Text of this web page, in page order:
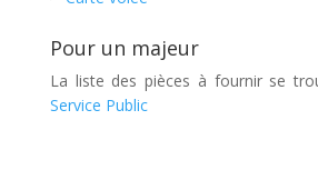
Pour un majeur
La liste des pièces à fournir se
Service Public